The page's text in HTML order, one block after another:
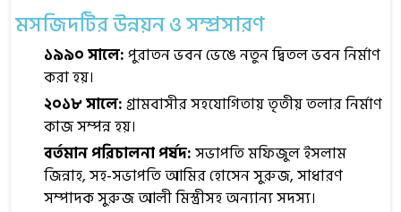
মসজিদটির উন্নয়ন ও সম্প্রসারণ
১৯৯০ সালে:পুরাতন ভবন ভেঙে নতুন দ্বিতল ভবন নির্মাণ
করা হয়।
২০১৮ সালে:গ্রামবাসীর সহযোগিতায় তৃতীয় তলার নির্মাণ
কাজ সম্পন্ন হয়।
বর্তমান পরিচালনা পর্ষদ:সভাপতি মফিজুল ইসলাম
জিন্নাহ, সহ-সভাপতি আমির হোসেন সুরুজ, সাধারণ
সম্পাদক সুরুজ আলী মিস্ত্রীসহ অন্যান্য সদস্য।